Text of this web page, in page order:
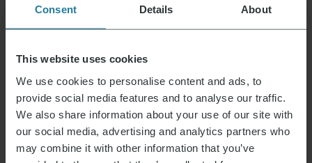
Consent Details About
This website uses cookies
We use cookies to personalise content and ads, to
provide social media features and to analyse our traffic.
We also share information about your use of our site with
our social media, advertising and analytics partners who
may combine it with other information that you’ve
vullen, te verwijderen of de publicatie tijdelijk of
hebben geen invloed op de inhoud van deze
enige verantwoordelijk voor de inhoud van de
gelinkte pagina’s. Auteursrecht De afbeeldingen,
documenten, videofragmenten en teksten op
deze website zijn auteursrechtelijk beschermd.
Reproductie of gebruik van deze media, met
name in andere elektronische of gedrukte